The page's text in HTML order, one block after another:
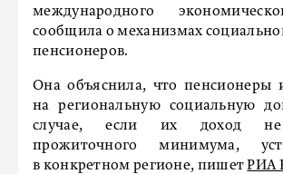
международного
сообщила о механизмах
пенсионеров.
Она объяснила, что пенсионеры
на региональную социальную
случае, если их доход не
прожиточного минимума,
в конкретном регионе, пишетРИА